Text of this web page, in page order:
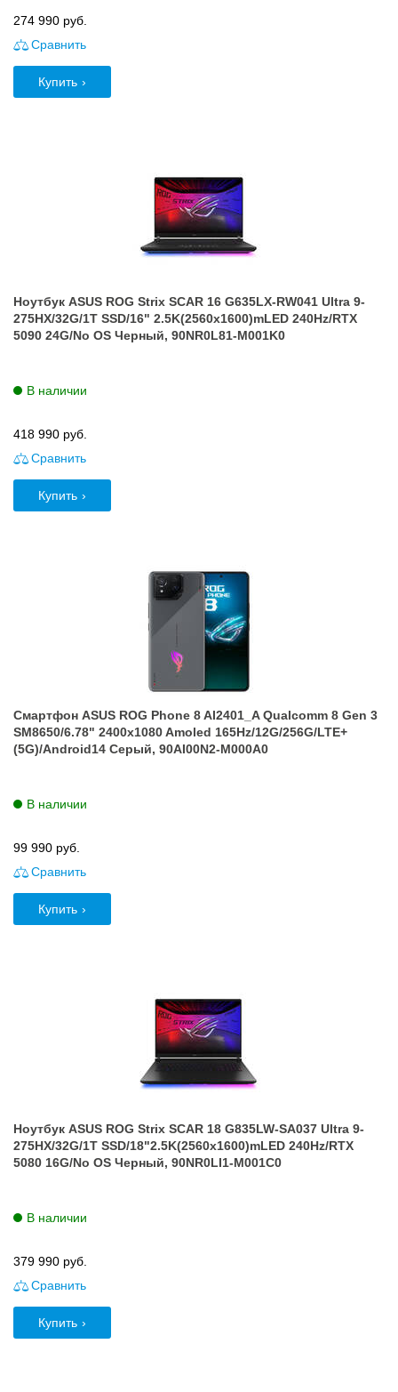
274 990 руб.
Сравнить
Купить
Ноутбук ASUS ROG Strix SCAR 16 G635LX-RW041 Ultra 9-
275HX/32G/1T SSD/16" 2.5K(2560x1600)mLED 240Hz/RTX
5090 24G/No OS Черный, 90NR0L81-M001K0
В наличии
418 990 руб.
Сравнить
Купить
Смартфон ASUS ROG Phone 8 AI2401_A Qualcomm 8 Gen 3
SM8650/6.78" 2400x1080 Amoled 165Hz/12G/256G/LTE+
(5G)/Android14 Серый, 90AI00N2-M000A0
В наличии
99 990 руб.
Сравнить
Купить
Ноутбук ASUS ROG Strix SCAR 18 G835LW-SA037 Ultra 9-
275HX/32G/1T SSD/18"2.5K(2560x1600)mLED 240Hz/RTX
5080 16G/No OS Черный, 90NR0LI1-M001C0
В наличии
379 990 руб.
Сравнить
Купить